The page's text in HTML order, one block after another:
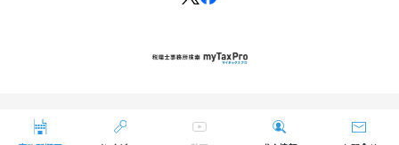
Copyright © ＴＫＣ Corporation